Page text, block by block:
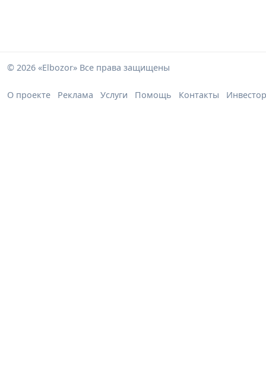
© 2026 «Elbozor» Все права защищены
О проекте Реклама Услуги Помощь Контакты